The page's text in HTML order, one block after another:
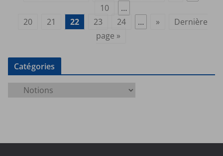
10
…
20
21 22 23 24 … »
Dernière
page »
Catégories